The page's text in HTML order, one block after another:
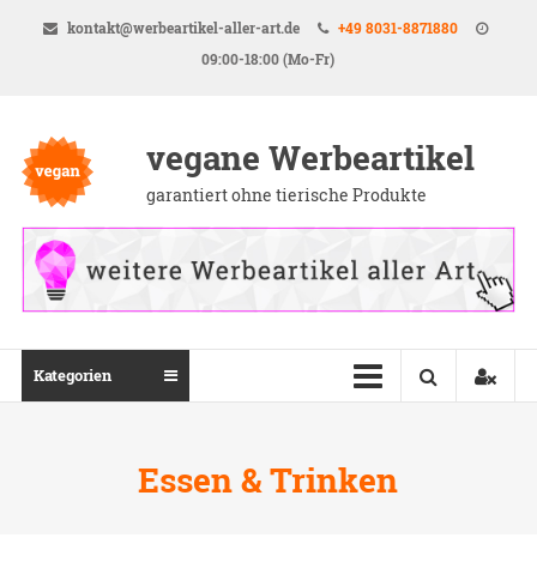
kontakt@werbeartikel-aller-art.de
+49 8031-8871880
09:00-18:00 (Mo-Fr)
vegane Werbeartikel
garantiert ohne tierische Produkte
Kategorien
Essen & Trinken